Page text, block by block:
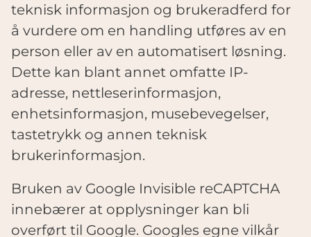
teknisk informasjon og brukeradferd for
å vurdere om en handling utføres av en
person eller av en automatisert løsning.
Dette kan blant annet omfatte IP-
adresse, nettleserinformasjon,
enhetsinformasjon, musebevegelser,
tastetrykk og annen teknisk
brukerinformasjon.
Bruken av Google Invisible reCAPTCHA
innebærer at opplysninger kan bli
overført til Google. Googles egne vilkår